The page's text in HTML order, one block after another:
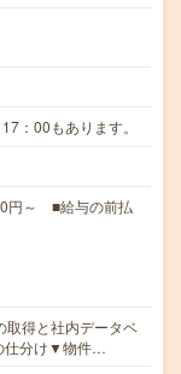
：00もあります。
円～ ■給与の前払
得と社内データベ
仕分け▼物件…